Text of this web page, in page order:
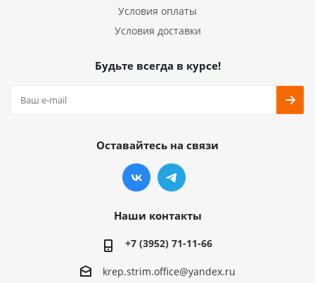
Условия оплаты
Условия доставки
Будьте всегда в курсе!
Оставайтесь на связи
Наши контакты
+7 (3952) 71-11-66
krep.strim.office@yandex.ru